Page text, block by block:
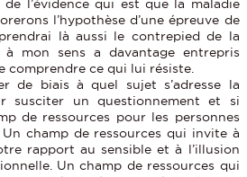
l’évidence qui est que la maladie
l’hypothèse d’une épreuve de
là aussi le contrepied de la
à mon sens a davantage entrepris
comprendre ce qui lui résiste.
de biais à quel sujet s’adresse la
susciter un questionnement et si
de ressources pour les personnes
champ de ressources qui invite à
rapport au sensible et à l’illusion
Un champ de ressources qui